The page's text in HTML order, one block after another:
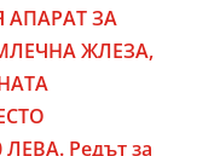
ЗА
ЖЛЕЗА,
Редът за